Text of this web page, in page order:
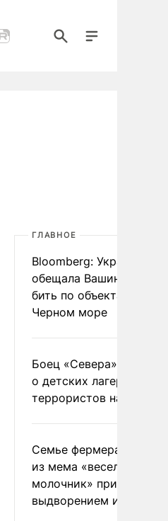
ГЛАВНОЕ
Bloomberg: Украина
обещала Вашингтону не
бить по объектам КТК в
Черном море
Боец «Севера»
о детских лагерях
террористов на
Семье фермера
из мема «веселый
молочник» пригрозили
выдворением из